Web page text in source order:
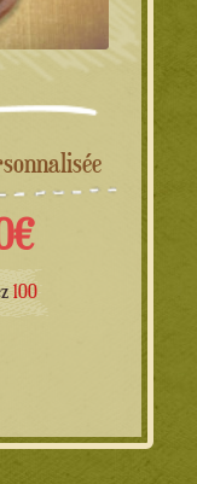
€Le
prix
100